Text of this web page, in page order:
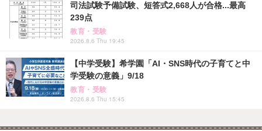
司法試験予備試験、短答式2,668人が合格...最高
239点
教育・受験
2026.8.6 Thu 19:45
【中学受験】希学園「AI・SNS時代の子育てと中
学受験の意義」9/18
教育・受験
2026.8.6 Thu 15:45